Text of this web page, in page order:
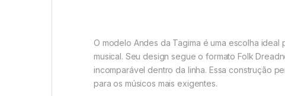
O modelo Andes da Tagima é uma escolha
musical. Seu design segue o formato Folk
incomparável dentro da linha. Essa construção
para os músicos mais exigentes.